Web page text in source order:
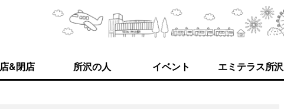
&閉店 所沢の人 イベント エミテラス所沢